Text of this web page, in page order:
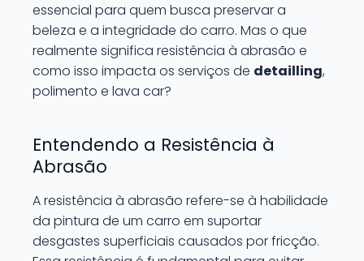
essencial para quem busca preservar a
beleza e a integridade do carro. Mas o que
realmente significa resistência à abrasão e
como isso impacta os serviços de detailling,
polimento e lava car?
Entendendo a Resistência à
Abrasão
A resistência à abrasão refere-se à habilidade
da pintura de um carro em suportar
desgastes superficiais causados por fricção.